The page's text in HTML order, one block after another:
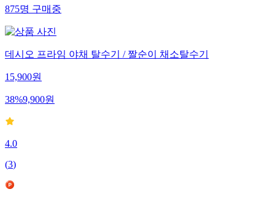
875명구매중
데시오 프라임 야채 탈수기 / 짤순이 채소탈수기
15,900원
38%9,900원
4.0
(3)